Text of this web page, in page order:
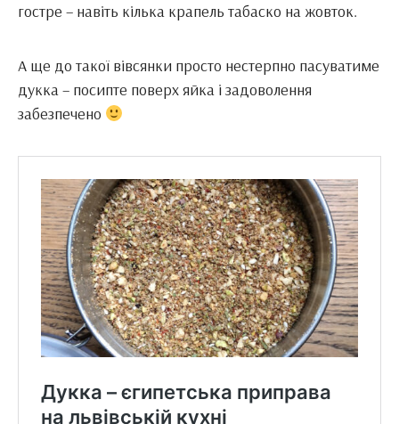
гостре – навіть кілька крапель табаско на жовток.
А ще до такої вівсянки просто нестерпно пасуватиме
дукка – посипте поверх яйка і задоволення
забезпечено